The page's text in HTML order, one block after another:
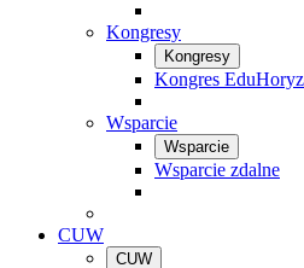
Kongresy
Kongresy
Kongres
Wsparcie
Wsparcie
Wsparcie zdalne
CUW
CUW